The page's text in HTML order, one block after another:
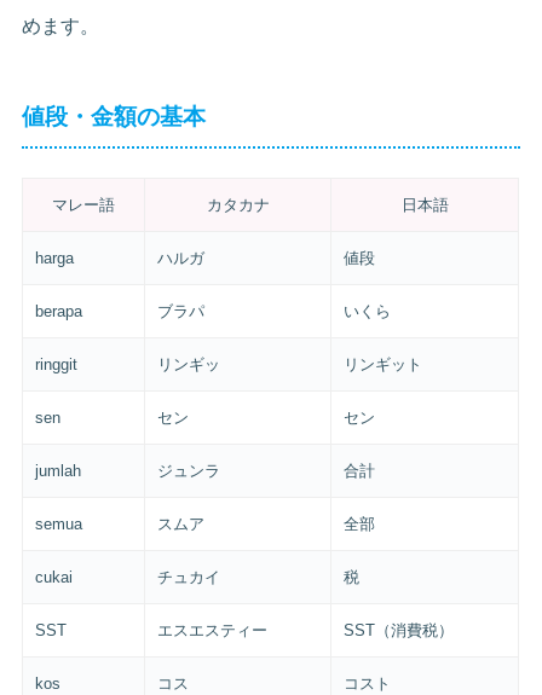
めます。
値段・金額の基本
マレー語 カタカナ 日本語
harga ハルガ 値段
berapa ブラパ いくら
ringgit リンギッ リンギット
sen セン セン
jumlah ジュンラ 合計
semua スムア 全部
cukai チュカイ 税
SST エスエスティー SST（消費税）
kos コス コスト